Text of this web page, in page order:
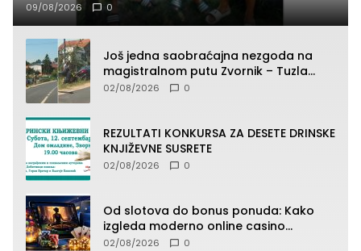
09/08/2026 0
Još jedna saobraćajna nezgoda na
magistralnom putu Zvornik – Tuzla
(FOTO)
02/08/2026 0
REZULTATI KONKURSA ZA DESETE DRINSKE
KNJIŽEVNE SUSRETE
02/08/2026 0
Od slotova do bonus ponuda: Kako
izgleda moderno online casino
iskustvo
02/08/2026 0